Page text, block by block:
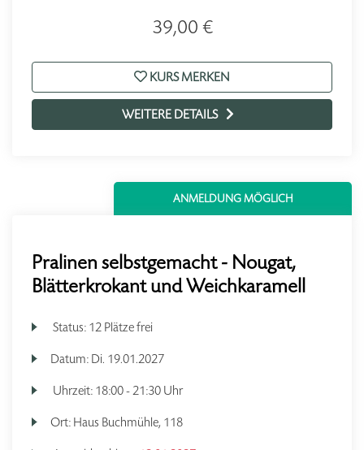
39,00 €
KURS MERKEN
WEITERE DETAILS
ANMELDUNG MÖGLICH
Pralinen selbstgemacht - Nougat,
Blätterkrokant und Weichkaramell
Status: 12 Plätze frei
Datum: Di. 19.01.2027
Uhrzeit: 18:00 - 21:30 Uhr
Ort: Haus Buchmühle, 118